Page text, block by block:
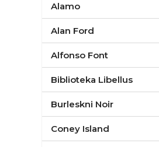
Alamo
Alan Ford
Alfonso Font
Biblioteka Libellus
Burleskni Noir
Coney Island